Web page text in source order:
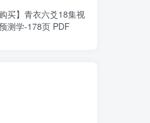
购买】青衣六爻18集视
测学-178页 PDF